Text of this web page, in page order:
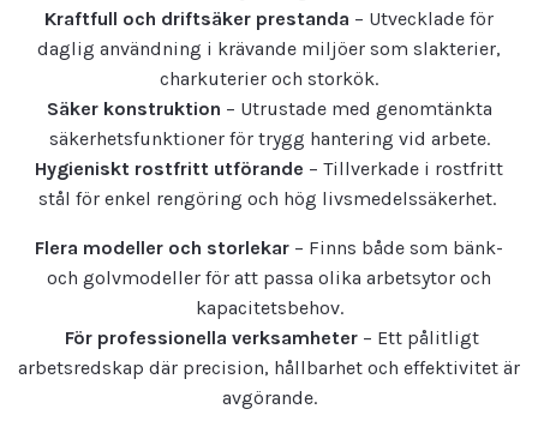
Kraftfull och driftsäker prestanda – Utvecklade för
daglig användning i krävande miljöer som slakterier,
charkuterier och storkök.
Säker konstruktion – Utrustade med genomtänkta
säkerhetsfunktioner för trygg hantering vid arbete.
Hygieniskt rostfritt utförande – Tillverkade i rostfritt
stål för enkel rengöring och hög livsmedelssäkerhet.
Flera modeller och storlekar – Finns både som bänk-
och golvmodeller för att passa olika arbetsytor och
kapacitetsbehov.
För professionella verksamheter– Ett pålitligt
arbetsredskap där precision, hållbarhet och effektivitet är
avgörande.